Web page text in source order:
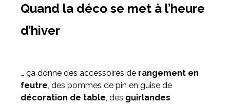
Quand la déco se met à l’heure
d’hiver
… ça donne des accessoires de rangement en
feutre , des pommes de pin en guise de
décoration de table , des guirlandes